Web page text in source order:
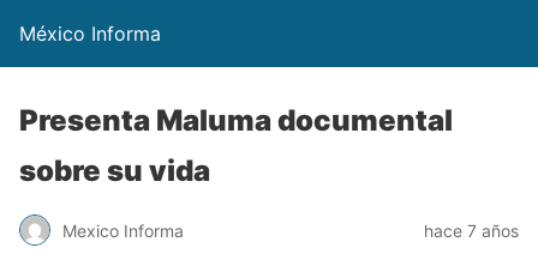
México Informa
Presenta Maluma documental
sobre su vida
Mexico Informa hace 7 años